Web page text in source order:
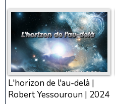
L'horizon de l'au-delà |
Robert Yessouroun | 2024